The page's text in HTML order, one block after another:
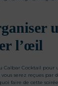
l’œil
Calbar Cocktail
serez reçues par
faire de cette